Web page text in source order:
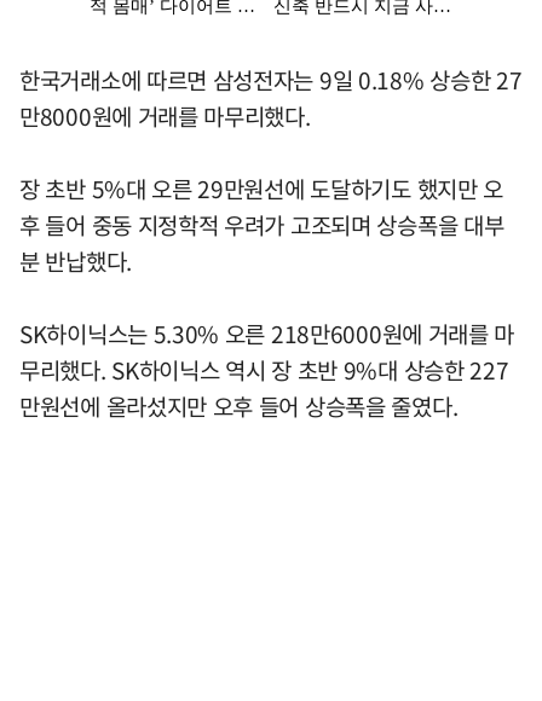
한국거래소에 따르면 삼성전자는 9일 0.18% 상승한 27
만8000원에 거래를 마무리했다.
장 초반 5%대 오른 29만원선에 도달하기도 했지만 오
후 들어 중동 지정학적 우려가 고조되며 상승폭을 대부
분 반납했다.
SK하이닉스는 5.30% 오른 218만6000원에 거래를 마
무리했다. SK하이닉스 역시 장 초반 9%대 상승한 227
만원선에 올라섰지만 오후 들어 상승폭을 줄였다.